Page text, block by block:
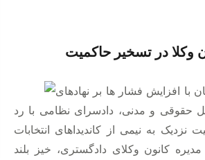
وکلا در تسخیر حاکمیت
با افزایش فشار ها بر نهادهای
حقوقی و مدنی، دادسرای نظامی با رد
نزدیک به نیمی از کاندیداهای انتخابات
کانون وکلای دادگستری، خیز بلند